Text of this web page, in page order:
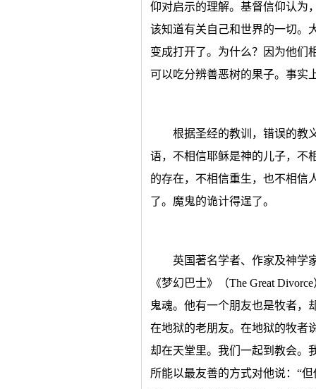
仰对启示的理解。基督信仰认为
该知道有关自己和世界的一切。
变成打开了。为什么？因为他们
可以吃分辨善恶树的果子。事实
根据圣经的教训，错误的教
语，不相信耶稣是神的儿子，不
的存在，不相信重生，也不相信
了。魔鬼的诡计得逞了。
英国著名学者、作家及神学
《梦幻巴士》（The Great
鬼魂。他有一个朋友也是牧者，
在地狱的老朋友。在地狱的牧者
却在天堂里。我们一起到教会。
所能以最友善的方式对他说：“